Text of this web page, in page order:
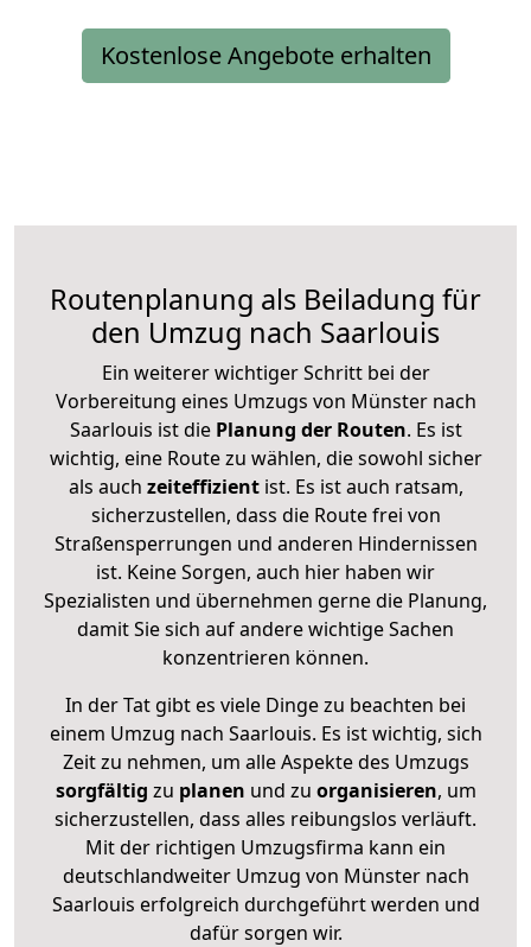
Kostenlose Angebote erhalten
Routenplanung als Beiladung für
den Umzug nach Saarlouis
Ein weiterer wichtiger Schritt bei der
Vorbereitung eines Umzugs von Münster nach
Saarlouis ist diePlanung der Routen. Es ist
wichtig, eine Route zu wählen, die sowohl sicher
als auch zeiteffizientist. Es ist auch ratsam,
sicherzustellen, dass die Route frei von
Straßensperrungen und anderen Hindernissen
ist. Keine Sorgen, auch hier haben wir
Spezialisten und übernehmen gerne die Planung,
damit Sie sich auf andere wichtige Sachen
konzentrieren können.
In der Tat gibt es viele Dinge zu beachten bei
einem Umzug nach Saarlouis. Es ist wichtig, sich
Zeit zu nehmen, um alle Aspekte des Umzugs
sorgfältig zu planen und zu organisieren, um
sicherzustellen, dass alles reibungslos verläuft.
Mit der richtigen Umzugsfirma kann ein
deutschlandweiter Umzug von Münster nach
Saarlouis erfolgreich durchgeführt werden und
dafür sorgen wir.